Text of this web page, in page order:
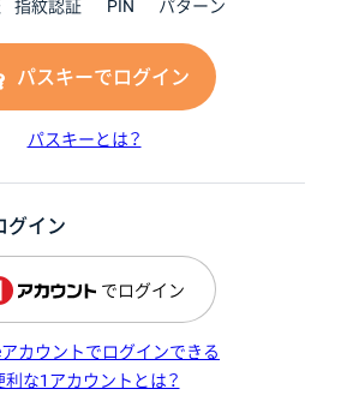
指紋認証 PIN パターン
パスキーでログイン
パスキーとは？
グイン
でログイン
カウントでログインできる
利な1アカウントとは？